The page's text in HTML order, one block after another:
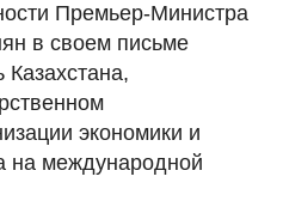
Премьер-Министра
в своем письме
Казахстана,
экономики и
на международной